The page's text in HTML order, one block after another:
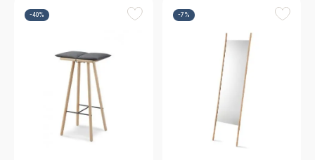
-40% -7%